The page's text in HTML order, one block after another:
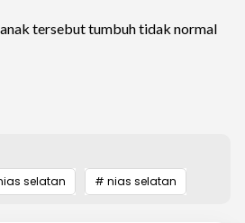
tersebut tumbuh tidak normal
selatan # nias selatan